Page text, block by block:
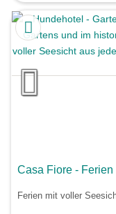
Casa Fiore -
Ferien mit voller